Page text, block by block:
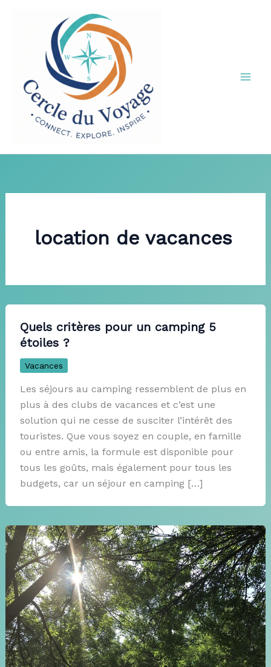
location de vacances
Quels critères pour un camping 5
étoiles ?
Vacances
Les séjours au camping ressemblent de plus en
plus à des clubs de vacances et c’est une
solution qui ne cesse de susciter l’intérêt des
touristes. Que vous soyez en couple, en famille
ou entre amis, la formule est disponible pour
tous les goûts, mais également pour tous les
budgets, car un séjour en camping […]